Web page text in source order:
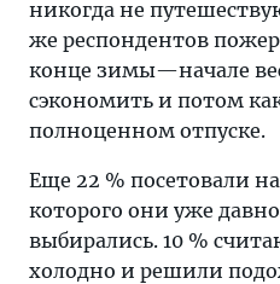
никогда не
же респондентов
конце зимы—начале
сэкономить и потом
полноценном отпуске.
Еще 22 % посетовали
которого они уже
выбирались. 10 %
холодно и решили